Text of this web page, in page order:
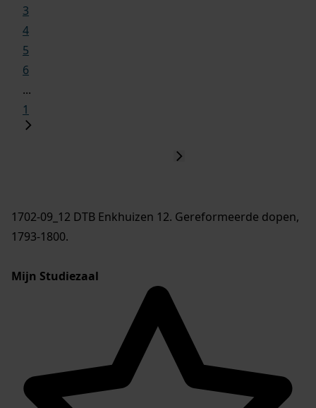
3
4
5
6
...
1
1702-09_12 DTB Enkhuizen 12. Gereformeerde dopen,
1793-1800.
Mijn Studiezaal